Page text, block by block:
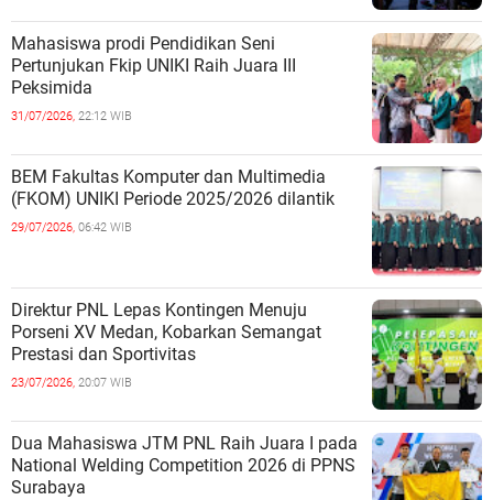
Mahasiswa prodi Pendidikan Seni
Pertunjukan Fkip UNIKI Raih Juara III
Peksimida
31/07/2026, 22:12 WIB
BEM Fakultas Komputer dan Multimedia
(FKOM) UNIKI Periode 2025/2026 dilantik
29/07/2026, 06:42 WIB
Direktur PNL Lepas Kontingen Menuju
Porseni XV Medan, Kobarkan Semangat
Prestasi dan Sportivitas
23/07/2026, 20:07 WIB
Dua Mahasiswa JTM PNL Raih Juara I pada
National Welding Competition 2026 di PPNS
Surabaya